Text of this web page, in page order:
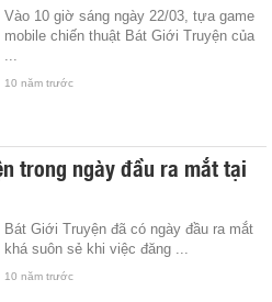
Vào 10 giờ sáng ngày 22/03, tựa game
mobile chiến thuật Bát Giới Truyện của
10 năm trước
trong ngày đầu ra mắt tại
Bát Giới Truyện đã có ngày đầu ra mắt
khá suôn sẻ khi việc đăng ...
10 năm trước